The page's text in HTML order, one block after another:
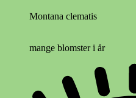
Montana clematis
mange blomster i år